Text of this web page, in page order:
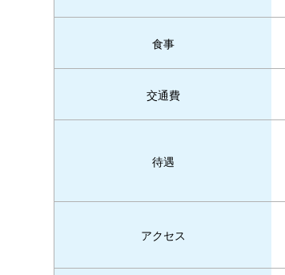
食事
交通費
待遇
アクセス